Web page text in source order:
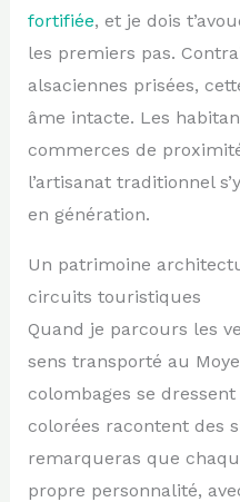
fortifiée, et je dois
les premiers pas.
alsaciennes prisées,
âme intacte. Les
commerces de
l’artisanat traditionnel
en génération.
Un patrimoine
circuits touristiques
Quand je parcours les
sens transporté au
colombages se
colorées racontent des
remarqueras que
propre personnalité,